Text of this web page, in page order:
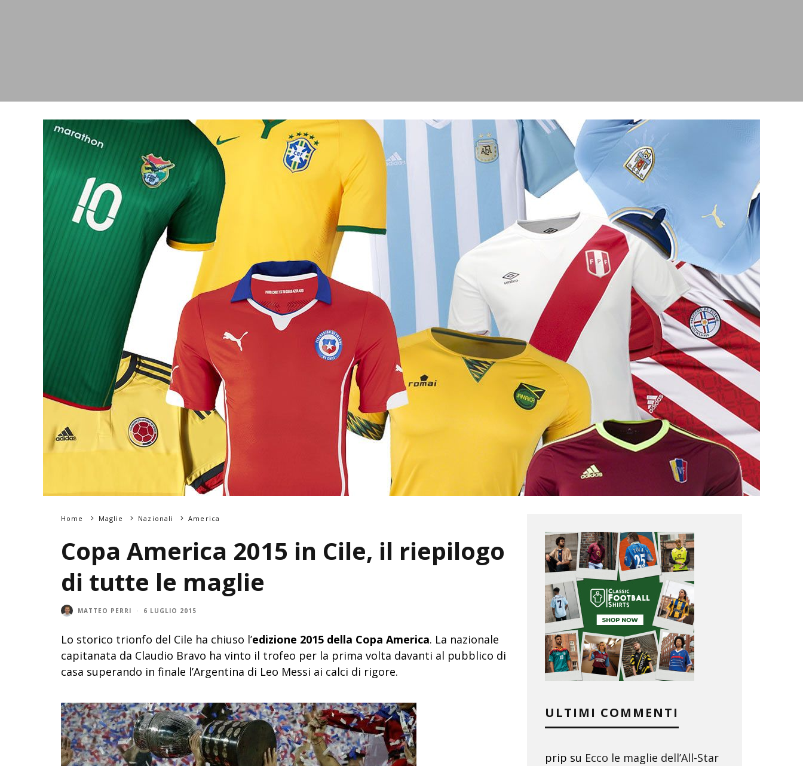
Home Maglie Nazionali America
Copa America 2015 in Cile, il riepilogo
di tutte le maglie
MATTEO PERRI · 6 LUGLIO 2015
Lo storico trionfo del Cile ha chiuso l’edizione 2015 della Copa America. La nazionale
capitanata da Claudio Bravo ha vinto il trofeo per la prima volta davanti al pubblico di
casa superando in finale l’Argentina di Leo Messi ai calci di rigore.
ULTIMI COMMENTI
prip su Ecco le maglie dell’All-Star